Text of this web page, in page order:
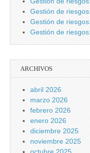
Gestión de
Gestión de
Gestión de
ARCHIVOS
abril 2026
marzo 2026
febrero 2026
enero 2026
diciembre 2025
noviembre 2025